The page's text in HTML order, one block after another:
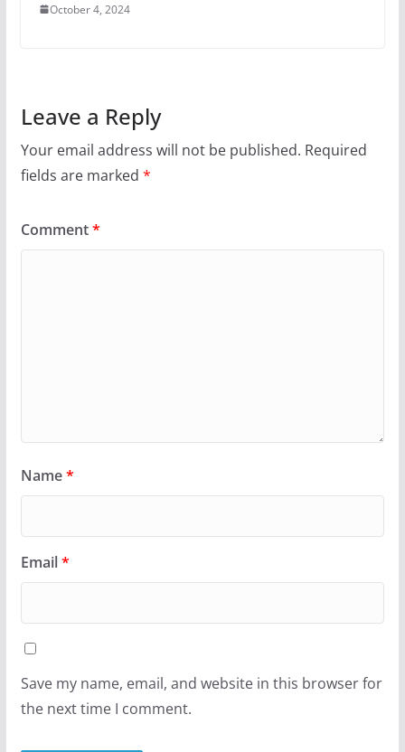
October 4, 2024
Leave a Reply
Your email address will not be published. Required
fields are marked *
Comment*
Name*
Email*
Save my name, email, and website in this browser for
the next time I comment.